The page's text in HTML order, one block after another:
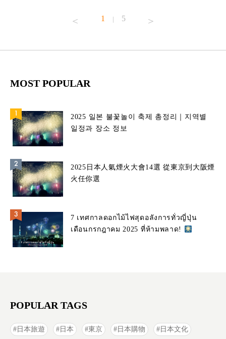
1 | 5
MOST POPULAR
2025 일본 불꽃놀이 축제 총정리｜지역별
일정과 장소 정보
2025日本人氣煙火大會14選 從東京到大阪煙
火任你選
7 เทศกาลดอกไม้ไฟสุดอลังการทั่วญี่ปุ่น
เดือนกรกฎาคม 2025 ที่ห้ามพลาด!
POPULAR TAGS
日本旅遊 日本 東京 日本購物 日本文化